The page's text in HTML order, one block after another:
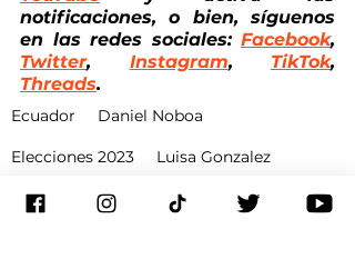
notificaciones, o bien, síguenos
en las redes sociales: Facebook
Twitter, Instagram, TikTok
Threads.
Ecuador Daniel Noboa
Elecciones 2023
Luisa Gonzalez
Política
Ecuador